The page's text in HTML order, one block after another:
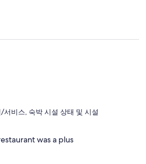
서비스, 숙박 시설 상태 및 시설
was a plus